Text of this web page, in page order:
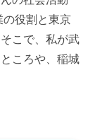
の役割と東京
こで、私が武
ころや、稲城